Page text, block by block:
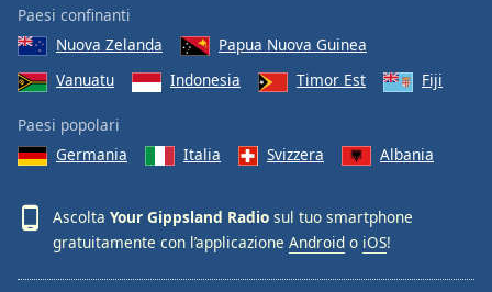
Reset
Done
Close
Dialog
End
dialog
window.
Paesi confinanti
Nuova Zelanda
Papua Nuova Guinea
Vanuatu
Indonesia Timor Est Fiji
Paesi popolari
Germania
Italia Svizzera Albania
Ascolta Your Gippsland Radio sul tuo smartphone
gratuitamente con l’applicazione Android o iOS!